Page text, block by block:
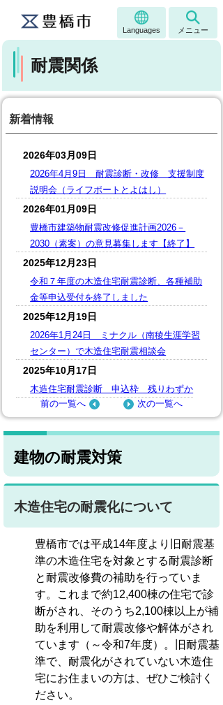
Languages メニュー
耐震関係
新着情報
2026年03月09日
2026年4月9日 耐震診断・改修 支援制度
説明会（ライフポートとよはし）
2026年01月09日
豊橋市建築物耐震改修促進計画2026－
2030（素案）の意見募集します【終了】
2025年12月23日
令和７年度の木造住宅耐震診断、各種補助
金等申込受付を終了しました
2025年12月19日
2026年1月24日 ミナクル（南稜生涯学習
センター）で木造住宅耐震相談会
2025年10月17日
木造住宅耐震診断 申込枠 残りわずか
前の一覧へ
次の一覧へ
建物の耐震対策
木造住宅の耐震化について
豊橋市では平成14年度より旧耐震基
準の木造住宅を対象とする耐震診断
と耐震改修費の補助を行っていま
す。これまで約12,400棟の住宅で診
断がされ、そのうち2,100棟以上が補
助を利用して耐震改修や解体がされ
ています（～令和7年度）。旧耐震基
準で、耐震化がされていない木造住
宅にお住まいの方は、ぜひご検討く
ださい。